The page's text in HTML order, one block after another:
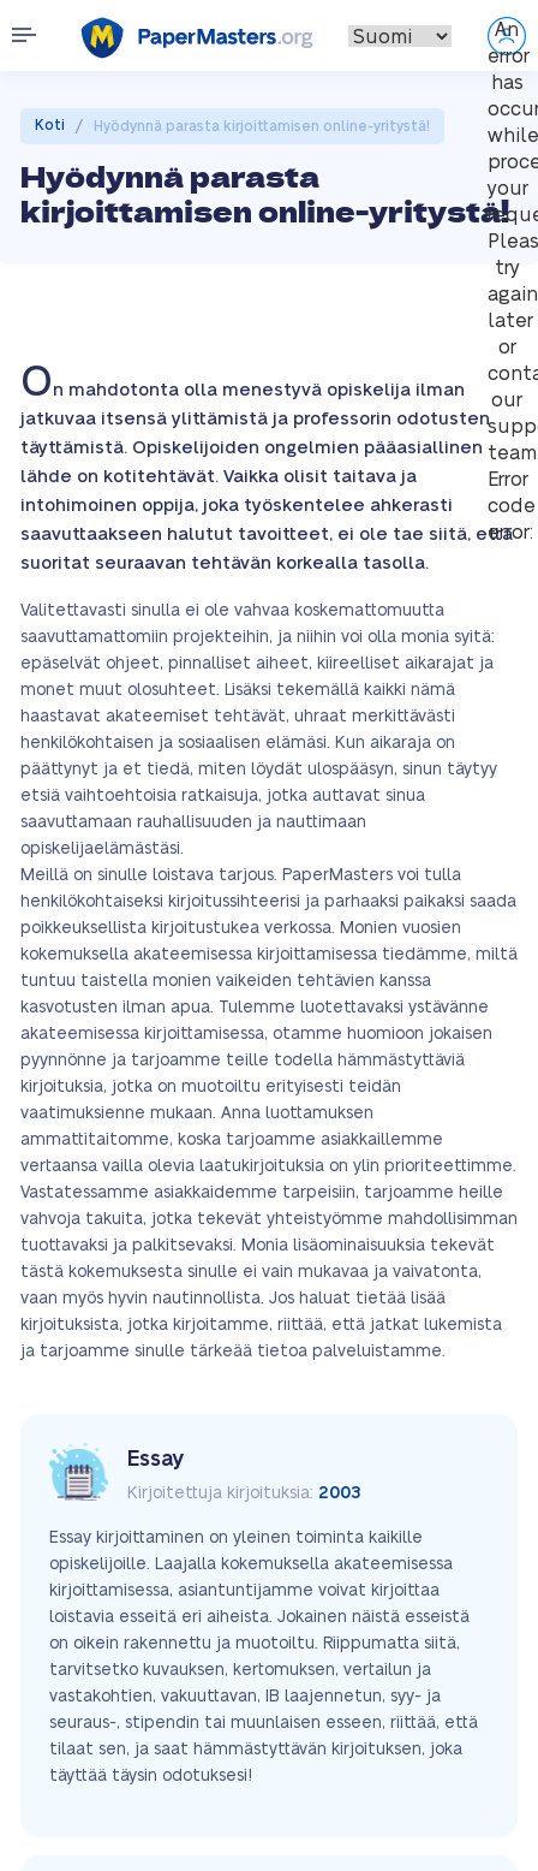
An
error
has
while
your
try
again
later
or
our
Error
code
error:
Koti / Hyödynnä parasta kirjoittamisen online-yritystä!
Hyödynnä parasta
kirjoittamisen online-yritystä!
O n mahdotonta olla menestyvä opiskelija ilman
jatkuvaa itsensä ylittämistä ja professorin odotusten
täyttämistä. Opiskelijoiden ongelmien pääasiallinen
lähde on kotitehtävät. Vaikka olisit taitava ja
intohimoinen oppija, joka työskentelee ahkerasti
saavuttaakseen halutut tavoitteet, ei ole tae siitä, että
suoritat seuraavan tehtävän korkealla tasolla.
Valitettavasti sinulla ei ole vahvaa koskemattomuutta
saavuttamattomiin projekteihin, ja niihin voi olla monia syitä:
epäselvät ohjeet, pinnalliset aiheet, kiireelliset aikarajat ja
monet muut olosuhteet. Lisäksi tekemällä kaikki nämä
haastavat akateemiset tehtävät, uhraat merkittävästi
henkilökohtaisen ja sosiaalisen elämäsi. Kun aikaraja on
päättynyt ja et tiedä, miten löydät ulospääsyn, sinun täytyy
etsiä vaihtoehtoisia ratkaisuja, jotka auttavat sinua
saavuttamaan rauhallisuuden ja nauttimaan
opiskelijaelämästäsi.
Meillä on sinulle loistava tarjous. PaperMasters voi tulla
henkilökohtaiseksi kirjoitussihteerisi ja parhaaksi paikaksi saada
poikkeuksellista kirjoitustukea verkossa. Monien vuosien
kokemuksella akateemisessa kirjoittamisessa tiedämme, miltä
tuntuu taistella monien vaikeiden tehtävien kanssa
kasvotusten ilman apua. Tulemme luotettavaksi ystävänne
akateemisessa kirjoittamisessa, otamme huomioon jokaisen
pyynnönne ja tarjoamme teille todella hämmästyttäviä
kirjoituksia, jotka on muotoiltu erityisesti teidän
vaatimuksienne mukaan. Anna luottamuksen
ammattitaitomme, koska tarjoamme asiakkaillemme
vertaansa vailla olevia laatukirjoituksia on ylin prioriteettimme.
Vastatessamme asiakkaidemme tarpeisiin, tarjoamme heille
vahvoja takuita, jotka tekevät yhteistyömme mahdollisimman
tuottavaksi ja palkitsevaksi. Monia lisäominaisuuksia tekevät
tästä kokemuksesta sinulle ei vain mukavaa ja vaivatonta,
vaan myös hyvin nautinnollista. Jos haluat tietää lisää
kirjoituksista, jotka kirjoitamme, riittää, että jatkat lukemista
ja tarjoamme sinulle tärkeää tietoa palveluistamme.
Essay
Kirjoitettuja kirjoituksia: 2003
Essay kirjoittaminen on yleinen toiminta kaikille
opiskelijoille. Laajalla kokemuksella akateemisessa
kirjoittamisessa, asiantuntijamme voivat kirjoittaa
loistavia esseitä eri aiheista. Jokainen näistä esseistä
on oikein rakennettu ja muotoiltu. Riippumatta siitä,
tarvitsetko kuvauksen, kertomuksen, vertailun ja
vastakohtien, vakuuttavan, IB laajennetun, syy- ja
seuraus-, stipendin tai muunlaisen esseen, riittää, että
tilaat sen, ja saat hämmästyttävän kirjoituksen, joka
täyttää täysin odotuksesi!